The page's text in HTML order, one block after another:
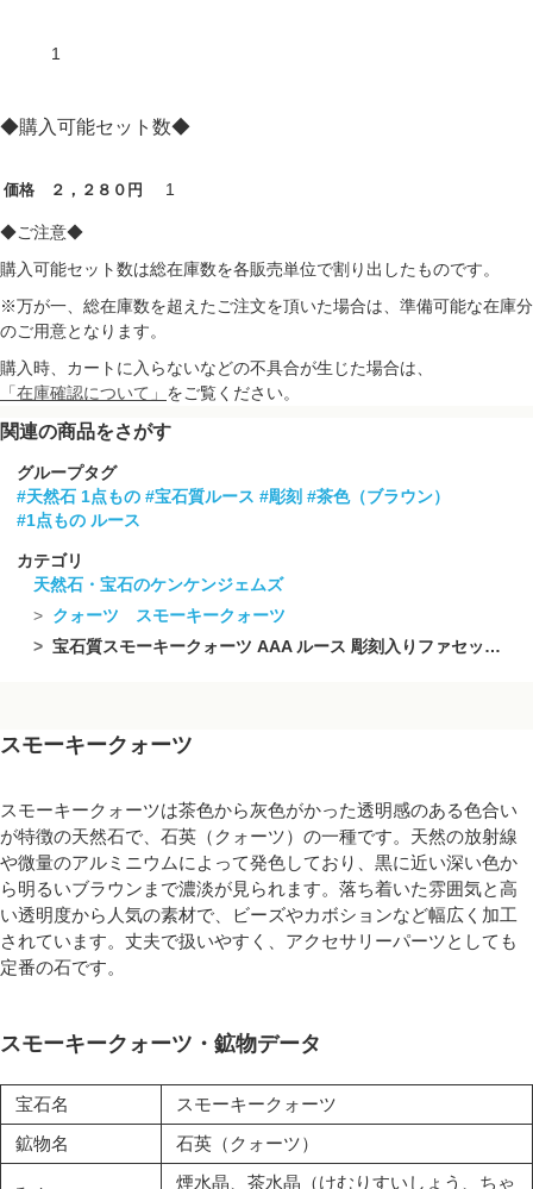
1
◆購入可能セット数◆
価格 ２，２８０円 1
◆ご注意◆
購入可能セット数は総在庫数を各販売単位で割り出したものです。
※万が一、総在庫数を超えたご注文を頂いた場合は、準備可能な在庫分
のご用意となります。
購入時、カートに入らないなどの不具合が生じた場合は、
「在庫確認について」 をご覧ください。
関連の商品をさがす
グループタグ
#天然石 1点もの #宝石質ルース #彫刻 #茶色（ブラウン）
#1点もの ルース
カテゴリ
天然石・宝石のケンケンジェムズ
クォーツ スモーキークォーツ
宝石質スモーキークォーツ AAA ルース 彫刻入りファセットカット 1粒 NO.23【1点もの】
スモーキークォーツ
スモーキークォーツは茶色から灰色がかった透明感のある色合い
が特徴の天然石で、石英（クォーツ）の一種です。天然の放射線
や微量のアルミニウムによって発色しており、黒に近い深い色か
ら明るいブラウンまで濃淡が見られます。落ち着いた雰囲気と高
い透明度から人気の素材で、ビーズやカボションなど幅広く加工
されています。丈夫で扱いやすく、アクセサリーパーツとしても
定番の石です。
スモーキークォーツ・鉱物データ
宝石名
スモーキークォーツ
鉱物名
石英（クォーツ）
煙水晶、茶水晶（けむりすいしょう、ちゃ